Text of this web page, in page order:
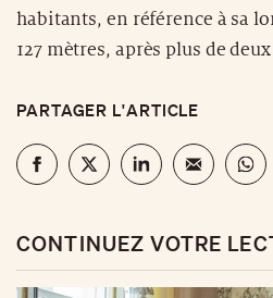
habitants, en référence à sa
127 mètres, après plus de
PARTAGER L'ARTICLE
CONTINUEZ VOTRE